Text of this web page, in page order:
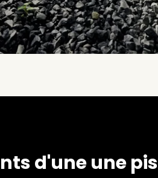
d'une une